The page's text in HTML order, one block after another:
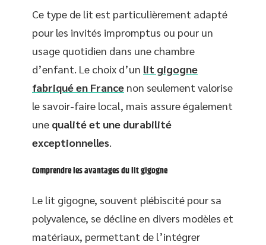
Ce type de lit est particulièrement adapté
pour les invités impromptus ou pour un
usage quotidien dans une chambre
d’enfant. Le choix d’un lit gigogne
fabriqué en France non seulement valorise
le savoir-faire local, mais assure également
une qualité et une durabilité
exceptionnelles
Comprendre les avantages du lit gigogne
Le lit gigogne, souvent plébiscité pour sa
polyvalence, se décline en divers modèles et
matériaux, permettant de l’intégrer